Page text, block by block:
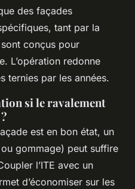
des façades
tant par la
conçus pour
L’opération redonne
ternies par les années.
si le ravalement
est en bon état, un
gommage) peut suffire
l’ITE avec un
d’économiser sur les